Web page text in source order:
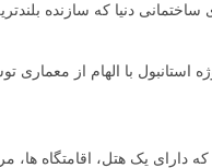
دنیا که سازنده
استانبول با الهام از معماری
میلیون متر مربع که دارای یک هتل،